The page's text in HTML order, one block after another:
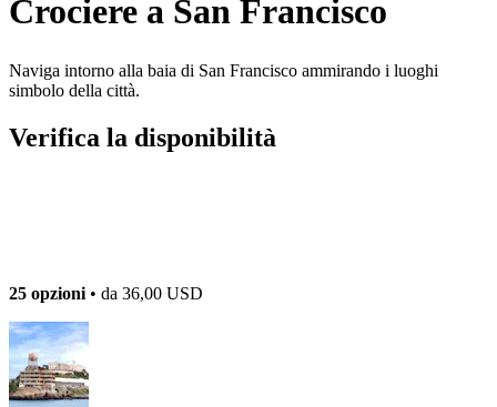
Crociere a San Francisco
Naviga intorno alla baia di San Francisco ammirando i luoghi
simbolo della città.
Verifica la disponibilità
25 opzioni • da 36,00 USD